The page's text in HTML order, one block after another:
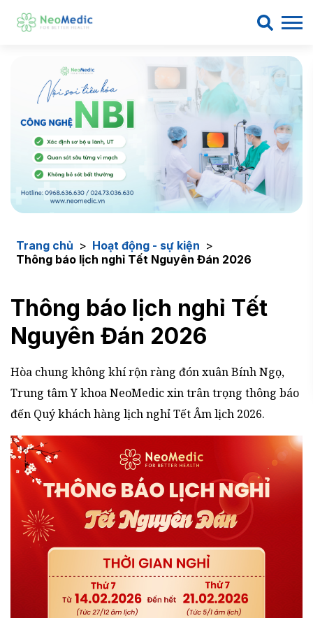
Trang chủ > Hoạt động - sự kiện >
Thông báo lịch nghỉ Tết Nguyên Đán 2026
Thông báo lịch nghỉ Tết
Nguyên Đán 2026
Hòa chung không khí rộn ràng đón xuân Bính Ngọ,
Trung tâm Y khoa NeoMedic xin trân trọng thông báo
đến Quý khách hàng lịch nghỉ Tết Âm lịch 2026.